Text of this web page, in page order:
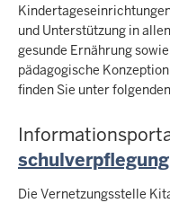
und Unterstützung in
gesunde Ernährung
pädagogische
finden Sie unter
Die Vernetzungsstelle